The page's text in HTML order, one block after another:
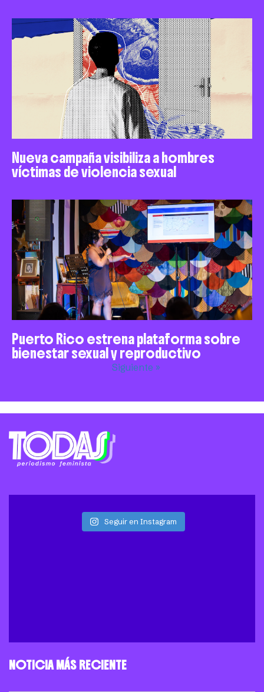
Nueva campaña visibiliza a hombres
víctimas de violencia sexual
Puerto Rico estrena plataforma sobre
bienestar sexual y reproductivo
Siguiente »
Seguir en Instagram
NOTICIA MÁS RECIENTE